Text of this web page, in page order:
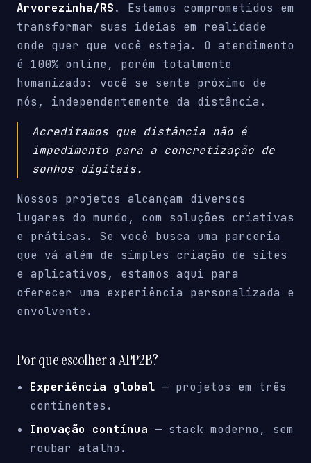
Arvorezinha/RS. Estamos comprometidos em
transformar suas ideias em realidade
onde quer que você esteja. O atendimento
é 100% online, porém totalmente
humanizado: você se sente próximo de
nós, independentemente da distância.
Acreditamos que distância não é
impedimento para a concretização de
sonhos digitais.
Nossos projetos alcançam diversos
lugares do mundo, com soluções criativas
e práticas. Se você busca uma parceria
que vá além de simples criação de sites
e aplicativos, estamos aqui para
oferecer uma experiência personalizada e
envolvente.
Por que escolher a APP2B?
Experiência global — projetos em três
continentes.
Inovação contínua — stack moderno, sem
roubar atalho.